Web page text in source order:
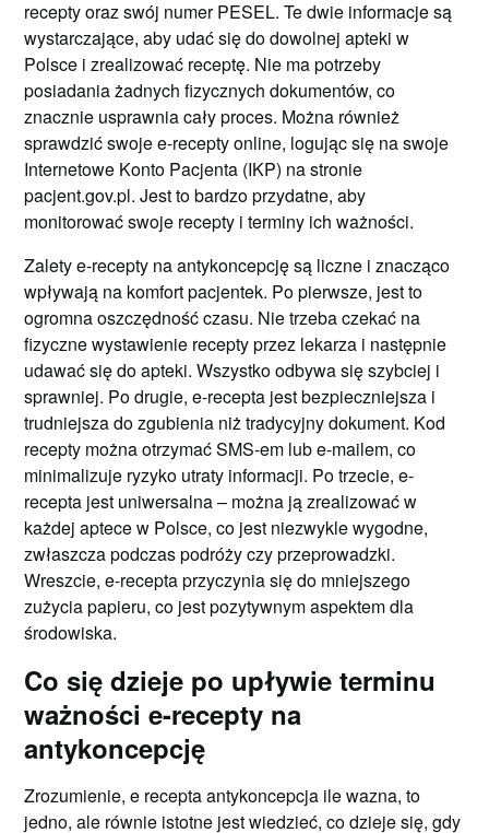
recepty oraz swój numer PESEL. Te dwie informacje są
wystarczające, aby udać się do dowolnej apteki w
Polsce i zrealizować receptę. Nie ma potrzeby
posiadania żadnych fizycznych dokumentów, co
znacznie usprawnia cały proces. Można również
sprawdzić swoje e-recepty online, logując się na swoje
Internetowe Konto Pacjenta (IKP) na stronie
pacjent.gov.pl. Jest to bardzo przydatne, aby
monitorować swoje recepty i terminy ich ważności.
Zalety e-recepty na antykoncepcję są liczne i znacząco
wpływają na komfort pacjentek. Po pierwsze, jest to
ogromna oszczędność czasu. Nie trzeba czekać na
fizyczne wystawienie recepty przez lekarza i następnie
udawać się do apteki. Wszystko odbywa się szybciej i
sprawniej. Po drugie, e-recepta jest bezpieczniejsza i
trudniejsza do zgubienia niż tradycyjny dokument. Kod
recepty można otrzymać SMS-em lub e-mailem, co
minimalizuje ryzyko utraty informacji. Po trzecie, e-
recepta jest uniwersalna – można ją zrealizować w
każdej aptece w Polsce, co jest niezwykle wygodne,
zwłaszcza podczas podróży czy przeprowadzki.
Wreszcie, e-recepta przyczynia się do mniejszego
zużycia papieru, co jest pozytywnym aspektem dla
środowiska.
Co się dzieje po upływie terminu
ważności e-recepty na
antykoncepcję
Zrozumienie, e recepta antykoncepcja ile wazna, to
jedno, ale równie istotne jest wiedzieć, co dzieje się, gdy